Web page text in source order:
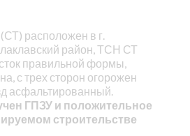
расположен в г.
район, ТСН СТ
правильной формы,
с трех сторон огорожен
асфальтированный.
ГПЗУ и положительное
строительстве